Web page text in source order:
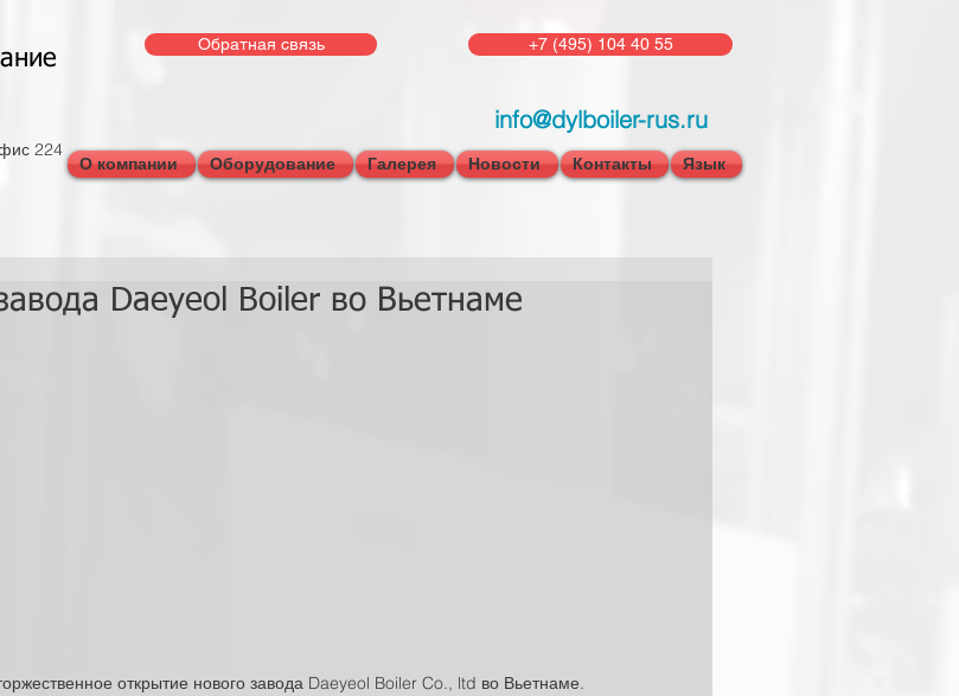
Обратная связь +7 (495) 104 40 55
info@dylboiler-rus.ru
224
О компании Оборудование Галерея Новости Контакты Язык
Daeyeol Boiler во Вьетнаме
открытие нового завода Daeyeol Boiler Co., ltd во Вьетнаме.